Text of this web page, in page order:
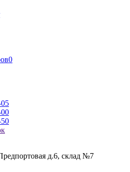
0
д.6, склад №7